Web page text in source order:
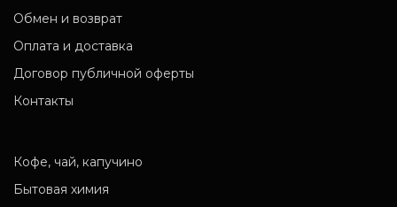
Обмен и возврат
Оплата и доставка
Договор публичной оферты
Контакты
Кофе, чай, капучино
Бытовая химия